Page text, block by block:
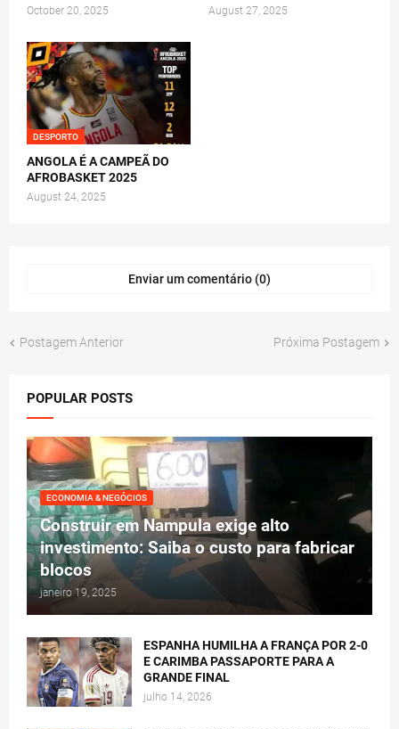
October 20, 2025 August 27, 2025
DESPORTO
ANGOLA É A CAMPEÃ DO
AFROBASKET 2025
August 24, 2025
Enviar um comentário (0)
Postagem Anterior Próxima Postagem
POPULAR POSTS
ECONOMIA & NEGÓCIOS
Construir em Nampula exige alto
investimento: Saiba o custo para fabricar
blocos
janeiro 19, 2025
ESPANHA HUMILHA A FRANÇA POR 2-0
E CARIMBA PASSAPORTE PARA A
GRANDE FINAL
julho 14, 2026